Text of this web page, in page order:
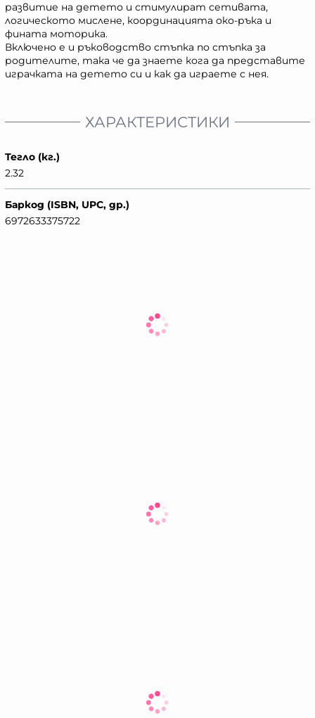
развитие на детето и стимулират сетивата,
логическото мислене, координацията око-ръка и
фината моторика.
Включено е и ръководство стъпка по стъпка за
родителите, така че да знаете кога да представите
играчката на детето си и как да играете с нея.
ХАРАКТЕРИСТИКИ
Тегло (кг.)
2.32
Баркод (ISBN, UPC, др.)
6972633375722